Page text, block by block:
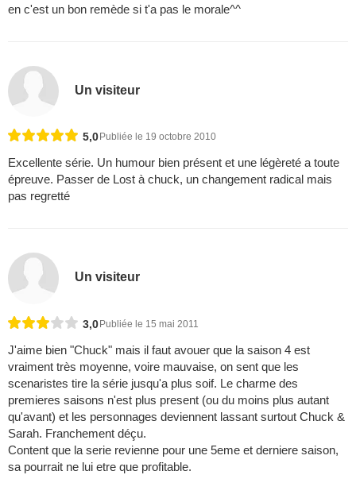
en c'est un bon remède si t'a pas le morale^^
Un visiteur
5,0 Publiée le 19 octobre 2010
Excellente série. Un humour bien présent et une légèreté a toute
épreuve. Passer de Lost à chuck, un changement radical mais
pas regretté
Un visiteur
3,0Publiée le 15 mai 2011
J'aime bien "Chuck" mais il faut avouer que la saison 4 est
vraiment très moyenne, voire mauvaise, on sent que les
scenaristes tire la série jusqu'a plus soif. Le charme des
premieres saisons n'est plus present (ou du moins plus autant
qu'avant) et les personnages deviennent lassant surtout Chuck &
Sarah. Franchement déçu.
Content que la serie revienne pour une 5eme et derniere saison,
sa pourrait ne lui etre que profitable.